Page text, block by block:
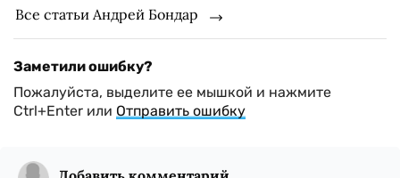
Все статьи Андрей Бондар
Заметили ошибку?
Пожалуйста, выделите ее мышкой и нажмите
Ctrl+Enter или Отправить ошибку